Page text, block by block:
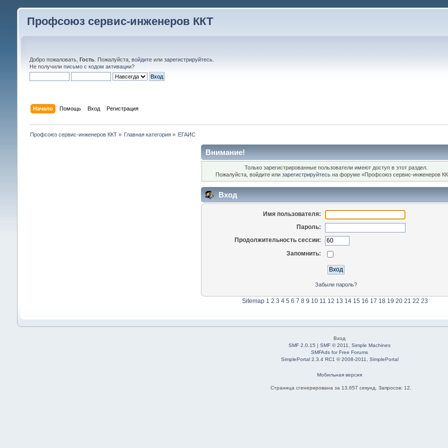
Профсоюз сервис-инженеров ККТ
Добро пожаловать, Гость. Пожалуйста, войдитеили зарегистрируйтесь.
Не получили письмо с кодом активации?
Начало Помощь Вход Регистрация
Профсоюз сервис-инженеров ККТ» Главная категория » ЕГАИС
Внимание!
Только зарегистрированные пользователи имеют доступ в этот раздел.
Пожалуйста, войдите илизарегистрируйтесь на форуме «Профсоюз сервис-инженеров
Вход
Имя пользователя:
Пароль:
Продолжительность сессии:
Запомнить:
Забыли пароль?
Sitemap 1 2 3 4 5 6 7 8 9 10 11 12 13 14 15 16 17 18 19 20 21 22 23
Вход
SMF 2.0.15 |SMF © 2011 ,Simple Machines
SMFAds forFree Forums
SimplePortal 2.3.4 RC1 © 2008-2011, SimplePortal
Мобильная версия
Страница сгенерирована за 13.657 секунд. Запросов: 12.